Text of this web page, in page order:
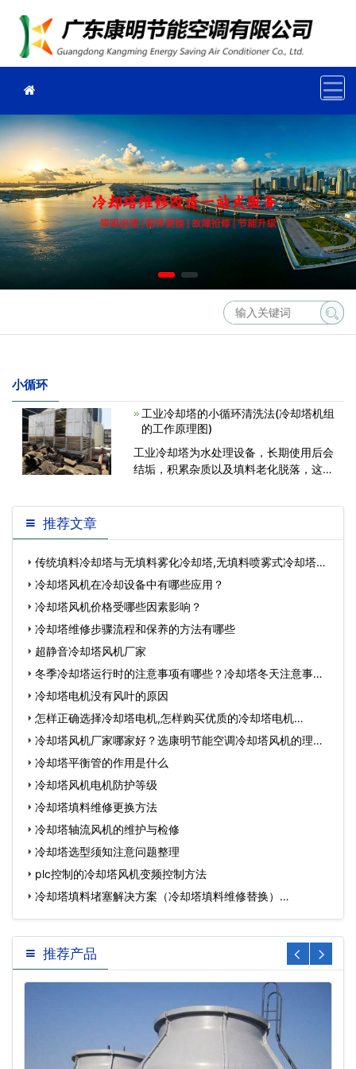
小循环
工业冷却塔的小循环清洗法(冷却塔机组
的工作原理图)
工业冷却塔为水处理设备，长期使用后会
结垢，积累杂质以及填料老化脱落，这些
推荐文章
传统填料冷却塔与无填料雾化冷却塔,无填料喷雾式冷却塔缺
点…冷却塔风机在冷却设备中有哪些应用？
冷却塔风机价格受哪些因素影响？
冷却塔维修步骤流程和保养的方法有哪些
超静音冷却塔风机厂家
冬季冷却塔运行时的注意事项有哪些？冷却塔冬天注意事
项…冷却塔电机没有风叶的原因
怎样正确选择冷却塔电机,怎样购买优质的冷却塔电机…
冷却塔风机厂家哪家好？选康明节能空调冷却塔风机的理
由…冷却塔平衡管的作用是什么
冷却塔风机电机防护等级
冷却塔填料维修更换方法
冷却塔轴流风机的维护与检修
冷却塔选型须知注意问题整理
plc控制的冷却塔风机变频控制方法
冷却塔填料堵塞解决方案（冷却塔填料维修替换）…
推荐产品